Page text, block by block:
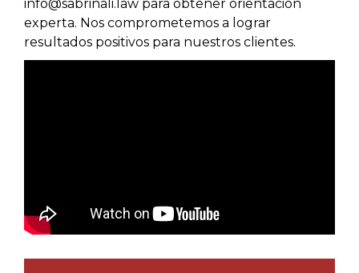
info@sabrinali.law para obtener orientación
experta. Nos comprometemos a lograr
resultados positivos para nuestros clientes.